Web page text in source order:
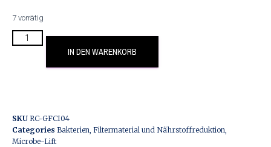
7 vorrätig
IN DEN WARENKORB
SKU RC-GFCI04
Categories Bakterien Filtermaterial und Nährstoffreduktion
Microbe-Lift